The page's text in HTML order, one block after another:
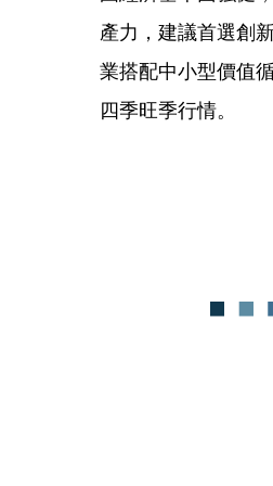
產力，建議首選創
業搭配中小型價值
四季旺季行情。